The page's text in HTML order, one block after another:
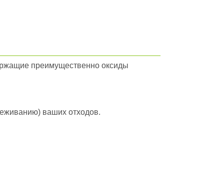
преимущественно оксиды
ваших отходов.